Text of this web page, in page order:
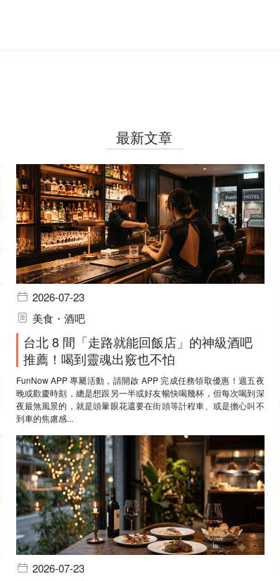
最新文章
2026-07-23
美食・酒吧
台北 8 間「走路就能回飯店」的神級酒吧
推薦！喝到靈魂出竅也不怕
FunNow APP 專屬活動，請開啟 APP 完成任務領取優惠！週五夜
晚或歡慶時刻，總是想跟另一半或好友暢快喝幾杯，但每次喝到深
夜最煞風景的，就是頭暈眼花還要在街頭等計程車、或是擔心叫不
到車的焦慮感...
2026-07-23